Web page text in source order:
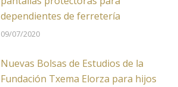
dependientes de ferretería
09/07/2020
Nuevas Bolsas de Estudios de la
Fundación Txema Elorza para hijos